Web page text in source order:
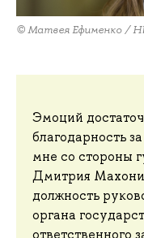
© Матвея Ефименко /
Эмоций
благодарность
мне со стороны
Дмитрия
должность
органа
ответственного